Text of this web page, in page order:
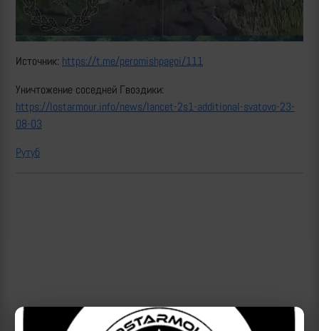
Источник: https://t.me/peromishpagoi/111
Уничтожение соседней Гвоздики:
https://lostarmour.info/news/lancet-2s1-additional-svatovo-23-
08-03
Рутуб